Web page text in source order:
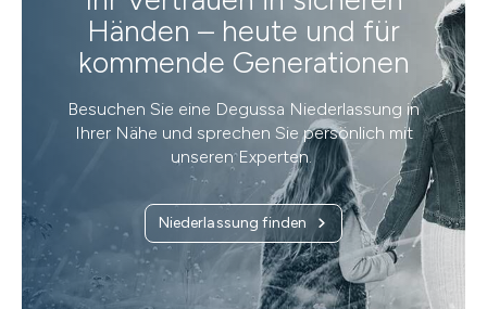
Händen – heute und für
kommende Generationen
Besuchen Sie eine Degussa Niederlassung in
Ihrer Nähe und sprechen Sie persönlich mit
unseren Experten.
Niederlassung finden